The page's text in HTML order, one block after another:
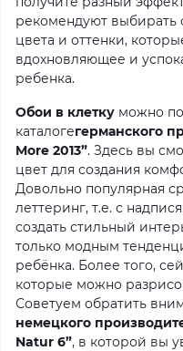
рекомендуют выбирать
цвета и оттенки,
вдохновляющее и
ребенка.
Обои в клетку можно
каталогегерманского
More 2013”. Здесь вы
цвет для создания
Довольно популярная
леттеринг, т.е. с
создать стильный
только модным
ребёнка. Более того,
которые можно
Советуем обратить
немецкого
Natur 6”, в которой вы